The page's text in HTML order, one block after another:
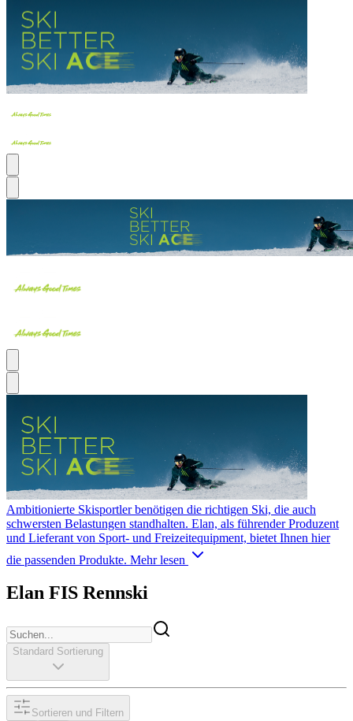
Ambitionierte Skisportler benötigen die richtigen Ski, die auch
schwersten Belastungen standhalten. Elan, als führender Produzent
und Lieferant von Sport- und Freizeitequipment, bietet Ihnen hier
die passenden Produkte. Mehr lesen
Elan FIS Rennski
Standard Sortierung
Sortieren und Filtern